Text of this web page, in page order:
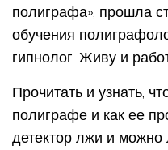
полиграфа», прошла
обучения
гипнолог. Живу и
Прочитать и узнать,
полиграфе и как ее
детектор лжи и